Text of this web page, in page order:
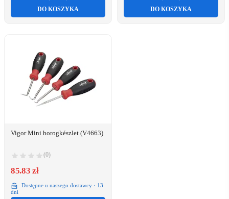
DO KOSZYKA DO KOSZYKA
Vigor Mini horogkészlet (V4663)
(0)
85.83 zł
Dostępne u naszego dostawcy · 13
dni